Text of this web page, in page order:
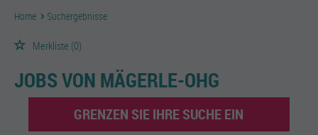
Home Suchergebnisse
Merkliste (0)
JOBS VON MÄGERLE-OHG
GRENZEN SIE IHRE SUCHE EIN